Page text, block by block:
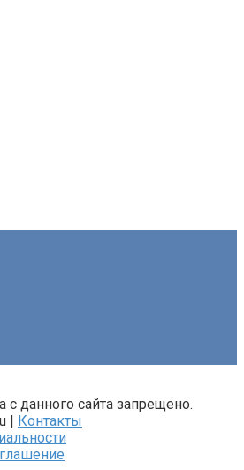
с данного сайта запрещено.
| Контакты